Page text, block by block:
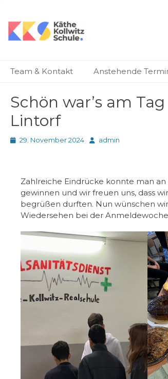
Käthe-
Städtische Realschule seit 1980
Primäres Menü
Inhalt
Team & Kontakt Anstehende
Schön war’s am
Lintorf
Posted
29. November 2024 Autoradmin
Zahlreiche Eindrücke konnte man
gewinnen und wir freuen uns, dass
begrüßen durften. Nun wünschen
Wiedersehen bei der